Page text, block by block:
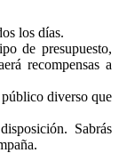
los días.
de presupuesto,
recompensas a
diverso que
Sabrás